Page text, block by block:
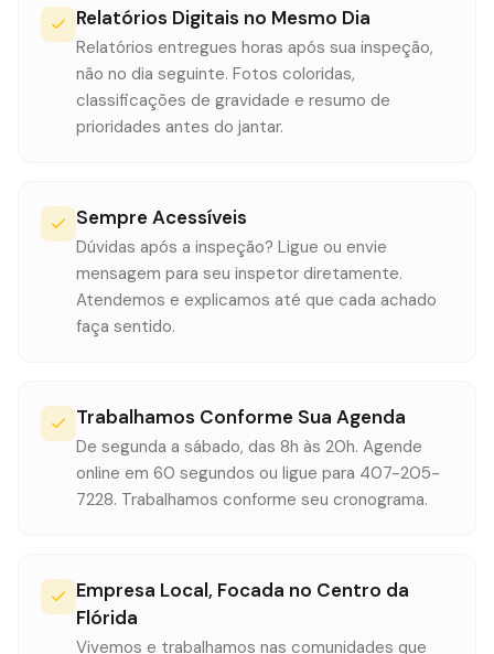
Relatórios Digitais no Mesmo Dia
Relatórios entregues horas após sua inspeção,
não no dia seguinte. Fotos coloridas,
classificações de gravidade e resumo de
prioridades antes do jantar.
Sempre Acessíveis
Dúvidas após a inspeção? Ligue ou envie
mensagem para seu inspetor diretamente.
Atendemos e explicamos até que cada achado
faça sentido.
Trabalhamos Conforme Sua Agenda
De segunda a sábado, das 8h às 20h. Agende
online em 60 segundos ou ligue para 407-205-
7228. Trabalhamos conforme seu cronograma.
Empresa Local, Focada no Centro da
Flórida
Vivemos e trabalhamos nas comunidades que